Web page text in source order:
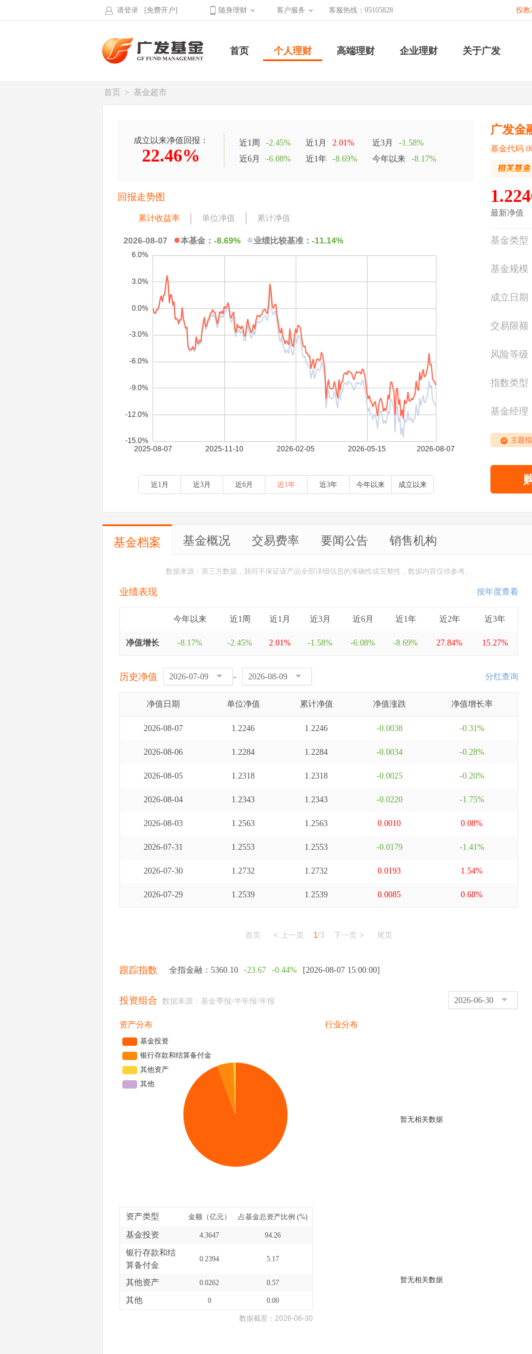
请登录 [免费开户] 随身理财 客户服务 客服热线：95105828 投教
首页 个人理财 高端理财 企业理财 关于广发
首页 > 基金超市
成立以来净值回报：
22.46%
近1周 -2.45% 近1月 2.01% 近3月
-1.58%
近6月
-6.08% 近1年 -8.69% 今年以来 -8.17%
回报走势图
累计收益率 单位净值 累计净值
2026-08-07 ●本基金： -8.69% ●业绩比较基准： -11.14%
近1月 近3月 近6月 近1年 近3年 今年以来 成立以来
广发金
基金代码
最新净值
基金类型
基金规模
成立日期
交易限额
风险等级
指数类型
基金经理
主题
基金档案 基金概况 交易费率 要闻公告 销售机构
数据来源：第三方数据，我司不保证该产品全部详细信息的准确性或完整性，数据内容仅供参考。
业绩表现 按年度查看
今年以来 近1周 近1月 近3月 近6月 近1年 近2年 近3年
净值增长 -8.17% -2.45% 2.01% -1.58% -6.08% -8.69% 27.84% 15.27%
历史净值 - 分红查询
净值日期 单位净值 累计净值 净值涨跌 净值增长率
2026-08-07 1.2246 1.2246 -0.0038 -0.31%
2026-08-06 1.2284 1.2284 -0.0034 -0.28%
2026-08-05 1.2318 1.2318 -0.0025 -0.20%
2026-08-04 1.2343 1.2343 -0.0220 -1.75%
2026-08-03 1.2563 1.2563 0.0010 0.08%
2026-07-31 1.2553 1.2553 -0.0179 -1.41%
2026-07-30 1.2732 1.2732 0.0193 1.54%
2026-07-29 1.2539 1.2539 0.0085 0.68%
首页 < 上一页 1/3 下一页 > 尾页
跟踪指数 全指金融： 5360.10 -23.67 -0.44% [2026-08-07 15:00:00]
投资组合 数据来源：基金季报/半年报/年报 2026-06-30
资产分布
资产类型 金额（亿元） 占基金总资产比例 (%)
基金投资 4.3647 94.26
银行存款和结
算备付金
0.2394 5.17
其他资产 0.0262 0.57
其他 0 0.00
数据截至： 2026-06-30
行业分布
暂无相关数据
暂无相关数据